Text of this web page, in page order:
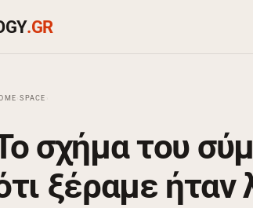
.GR
›SPACE
σχήμα του
ξέραμε ήταν